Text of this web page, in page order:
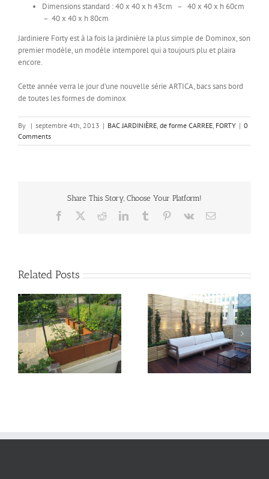
Dimensions standard : 40 x 40 x h 43cm – 40 x 40 x h 60cm
– 40 x 40 x h 80cm
Jardiniere Forty est à la fois la jardinière la plus simple de Dominox, son
premier modèle, un modèle intemporel qui a toujours plu et plaira
encore.
Cette année verra le jour d’une nouvelle série ARTICA, bacs sans bord
de toutes les formes de dominox
By | septembre 4th, 2013 | BAC JARDINIÈRE, de forme CARREE, FORTY | 0
Comments
Share This Story, Choose Your Platform!
Facebook RedditLinkedInTumblr Pinterest
Vk Email
Related Posts
Jardinière Mississippi,
acier galva latté de
robinier
Jardinière Bac acier,
modèle Artica